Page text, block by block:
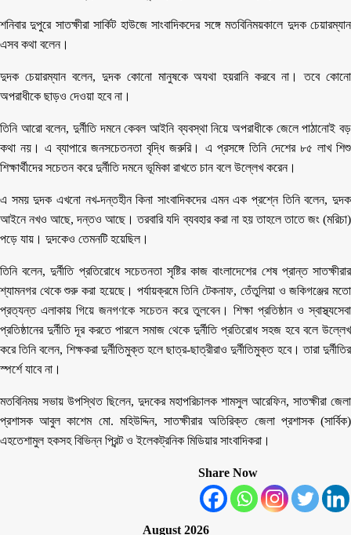
শনিবার দুপুরে সাতক্ষীরা সার্কিট হাউজে সাংবাদিকদের সঙ্গে মতবিনিময়কালে দুদক চেয়ারম্যান
এসব কথা বলেন।
দুদক চেয়ারম্যান বলেন, দুদক কোনো মানুষকে অযথা হয়রানি করবে না। তবে কোনো
অপরাধীকে ছাড়ও দেওয়া হবে না।
তিনি আরো বলেন, দুর্নীতি দমনে কেবল আইনি ব্যবস্থা নিয়ে অপরাধীকে জেলে পাঠানোই বড়
কথা নয়। এ ব্যাপারে জনসচেতনতা বৃদ্ধি জরুরি। এ প্রসঙ্গে তিনি দেশের ৮৫ লাখ শিশু
শিক্ষার্থীদের সচেতন করে দুর্নীতি দমনে ভূমিকা রাখতে চান বলে উল্লেখ করেন।
এ সময় দুদক এখনো নখ-দন্তহীন কিনা সাংবাদিকদের এমন এক প্রশ্নে তিনি বলেন, দুদক
আইনে নখও আছে, দন্তও আছে। তরবারি যদি ব্যবহার করা না হয় তাহলে তাতে জং (মরিচা)
পড়ে যায়। দুদকেও তেমনটি হয়েছিল।
তিনি বলেন, দুর্নীতি প্রতিরোধে সচেতনতা সৃষ্টির কাজ বাংলাদেশের শেষ প্রান্ত সাতক্ষীরার
শ্যামনগর থেকে শুরু করা হয়েছে। পর্যায়ক্রমে তিনি টেকনাফ, তেঁতুলিয়া ও জকিগঞ্জের মতো
প্রত্যন্ত এলাকায় গিয়ে জনগণকে সচেতন করে তুলবেন। শিক্ষা প্রতিষ্ঠান ও স্বাস্থ্যসেবা
প্রতিষ্ঠানের দুর্নীতি দূর করতে পারলে সমাজ থেকে দুর্নীতি প্রতিরোধ সহজ হবে বলে উল্লেখ
করে তিনি বলেন, শিক্ষকরা দুর্নীতিমুক্ত হলে ছাত্র-ছাত্রীরাও দুর্নীতিমুক্ত হবে। তারা দুর্নীতির
স্পর্শে যাবে না।
মতবিনিময় সভায় উপস্থিত ছিলেন, দুদকের মহাপরিচালক শামসুল আরেফিন, সাতক্ষীরা জেলা
প্রশাসক আবুল কাশেম মো. মহিউদ্দিন, সাতক্ষীরার অতিরিক্ত জেলা প্রশাসক (সার্বিক)
এহতেশামুল হকসহ বিভিন্ন প্রিন্ট ও ইলেকট্রনিক মিডিয়ার সাংবাদিকরা।
Share Now
August 2026